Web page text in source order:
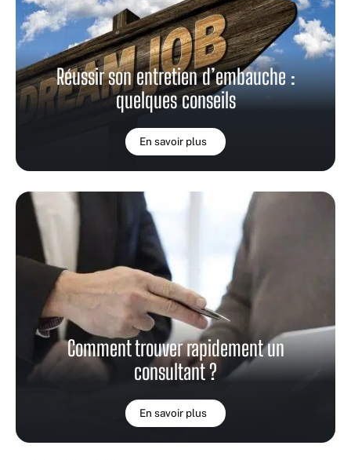
Réussir son entretien d’embauche :
quelques conseils
En savoir plus
Comment trouver rapidement un
consultant ?
En savoir plus